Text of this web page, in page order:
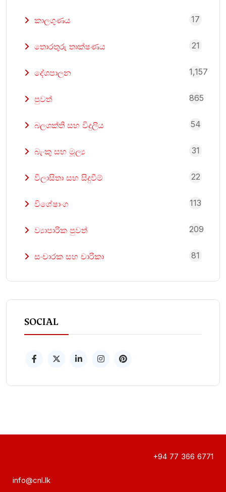
කාලගුණය 17
තොරතුරු තාක්ෂණය 21
දේශපාලන 1,157
පුවත් 865
බලශක්ති සහ විදුලිය 54
බැංකු සහ මූල්‍ය 31
විලාසිතා සහ සිදුවීම් 22
විශේෂාංග 113
ව්‍යාපාරික පුවත් 209
සංචාරක සහ චාරිකා 81
SOCIAL
+94 77 366 6771
info@cnl.lk